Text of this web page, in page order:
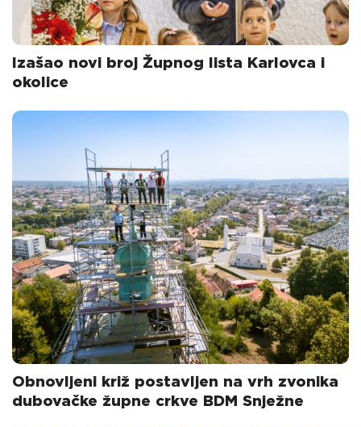
Izašao novi broj Župnog lista Karlovca i
okolice
Obnovljeni križ postavljen na vrh zvonika
dubovačke župne crkve BDM Snježne